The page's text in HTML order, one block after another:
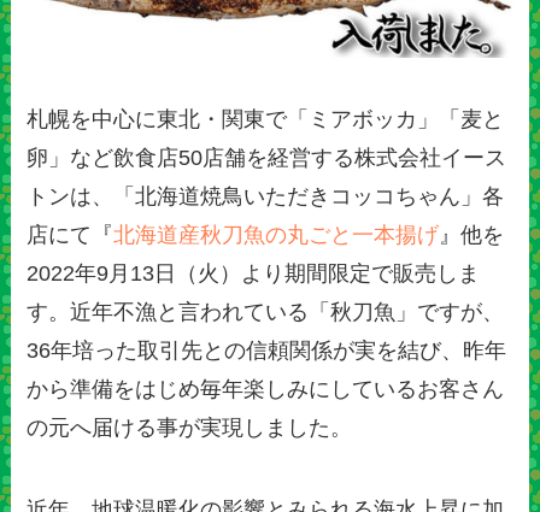
札幌を中心に東北・関東で「ミアボッカ」「麦と
卵」など飲食店50店舗を経営する株式会社イース
トンは、「北海道焼鳥いただきコッコちゃん」各
店にて『北海道産秋刀魚の丸ごと一本揚げ』他を
2022年9月13日（火）より期間限定で販売しま
す。近年不漁と言われている「秋刀魚」ですが、
36年培った取引先との信頼関係が実を結び、昨年
から準備をはじめ毎年楽しみにしているお客さん
の元へ届ける事が実現しました。